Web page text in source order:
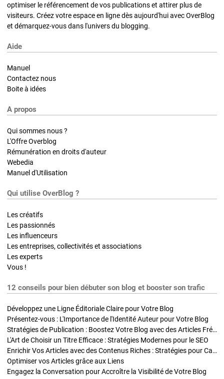
optimiser le référencement de vos publications et attirer plus de
visiteurs. Créez votre espace en ligne dès aujourd'hui avec OverBlog
et démarquez-vous dans l'univers du blogging.
Aide
Manuel
Contactez nous
Boite à idées
A propos
Qui sommes nous ?
L'Offre Overblog
Rémunération en droits d'auteur
Webedia
Manuel d'Utilisation
Qui utilise OverBlog ?
Les créatifs
Les passionnés
Les influenceurs
Les entreprises, collectivités et associations
Les experts
Vous !
12 conseils pour bien débuter son blog et booster son trafic
Développez une Ligne Éditoriale Claire pour Votre Blog
Présentez-vous : L'Importance de l'Identité Auteur pour Votre Blog
Stratégies de Publication : Boostez Votre Blog avec des Articles Fréquents et Exclusifs
L'Art de Choisir un Titre Efficace : Stratégies Modernes pour le SEO
Enrichir Vos Articles avec des Contenus Riches : Stratégies pour Captiver et Optimiser
Optimiser vos Articles grâce aux Liens
Engagez la Conversation pour Accroître la Visibilité de Votre Blog